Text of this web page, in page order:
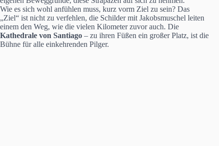
Wie es sich wohl anfühlen muss, kurz vorm Ziel zu sein? Das
„Ziel“ ist nicht zu verfehlen, die Schilder mit Jakobsmuschel leiten
einem den Weg, wie die vielen Kilometer zuvor auch. Die
Kathedrale von Santiago – zu ihren Füßen ein großer Platz, ist die
Bühne für alle einkehrenden Pilger.